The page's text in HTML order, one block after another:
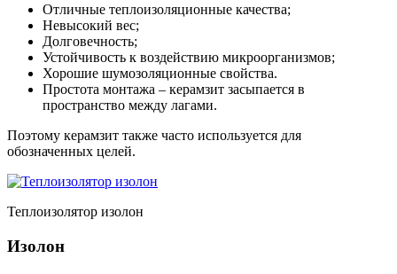
Отличные теплоизоляционные качества;
Невысокий вес;
Долговечность;
Устойчивость к воздействию микроорганизмов;
Хорошие шумозоляционные свойства.
Простота монтажа – керамзит засыпается в
пространство между лагами.
Поэтому керамзит также часто используется для
обозначенных целей.
Теплоизолятор изолон
Изолон